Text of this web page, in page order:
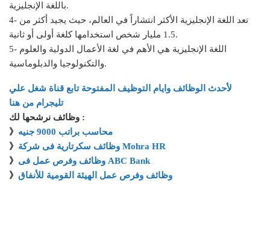
باللغة الإنجليزية.
4- تعد اللغة الإنجليزية الأكثر انتشاراً في العالم، حيث يجيد أكثر من
1.5 مليار شخص استخدامها كلغة أولى أو ثانية.
5- اللغة الإنجليزية هي الأهم في لغة الأعمال الدولية والعلوم
والتكنولوجيا والدبلوماسية.
لأحدث الوظائف وايام التوظيف المفتوحة تابع قناة شغل علي
تليجرام من هنا
وظائف نرشحها لك :
》
محاسب براتب 9000 جنيه
》
وظائف سكرتارية فى شركة Mohra HR
》
وظائف وفرص عمل فى ABC Bank
》 وظائف وفرص عمل الهيئة القومية للأنفاق